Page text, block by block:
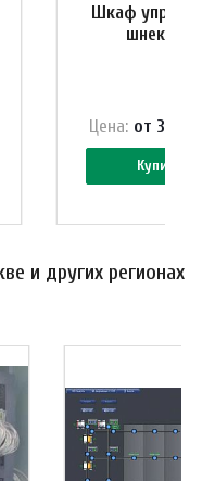
Шкаф
шнеками
Купить
Цена: от 38 885
и других регионах